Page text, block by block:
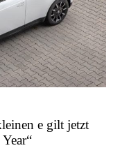
e gilt jetzt